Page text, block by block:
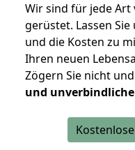
Wir sind für jede Art
gerüstet. Lassen
und die Kosten zu
Ihren neuen
Zögern Sie nicht
und